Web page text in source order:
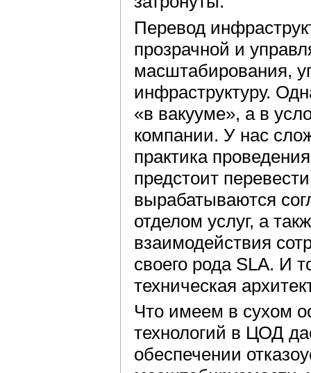
Перевод
прозрачной и
масштабирования,
инфраструктуру.
«в вакууме», а в
компании. У нас
практика
предстоит
вырабатываются
отделом услуг, а
взаимодействия
своего рода SLA. И
техническая
Что имеем в сухом
технологий в ЦОД
обеспечении